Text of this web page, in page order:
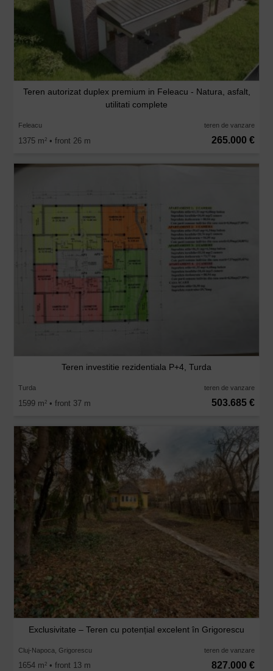
Teren autorizat duplex premium in Feleacu - Natura, asfalt,
utilitati complete
Feleacu teren de vanzare
1375 m2 • front 26 m 265.000 €
Teren investitie rezidentiala P+4, Turda
Turda teren de vanzare
1599 m2 • front 37 m 503.685 €
Exclusivitate – Teren cu potențial excelent în Grigorescu
Cluj-Napoca, Grigorescu teren de vanzare
1654 m2 • front 13 m 827.000 €